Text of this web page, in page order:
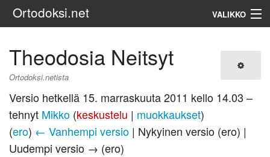
Ortodoksi.net VALIKKO
Theodosia Neitsyt
Ortodoksi.netista
Versio hetkellä 15. marraskuuta 2011 kello 14.03 –
tehnyt Mikko (keskustelu | muokkaukset)
(ero) ← Vanhempi versio | Nykyinen versio (ero) |
Uudempi versio → (ero)